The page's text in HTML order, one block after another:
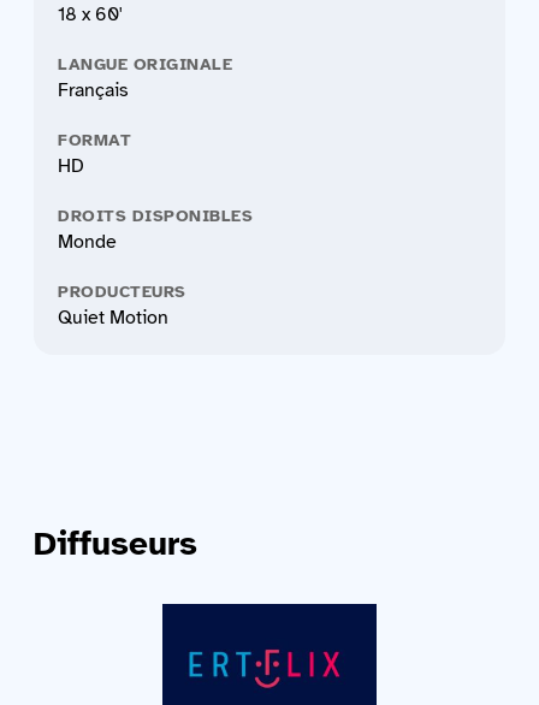
18 x 60'
LANGUE ORIGINALE
Français
FORMAT
HD
DROITS DISPONIBLES
Monde
PRODUCTEURS
Quiet Motion
Diffuseurs